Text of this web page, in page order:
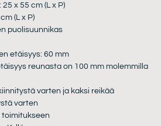
x 55 cm (L x P)
(L x P)
puolisuunnikas
etäisyys: 60 mm
reunasta on 100 mm molemmilla
varten ja kaksi reikää
varten
toimitukseen